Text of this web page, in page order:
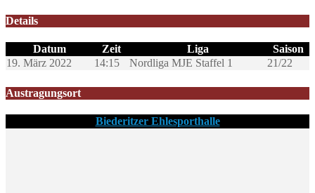
Details
Datum Zeit Liga
Saison
19. März 2022
14:15 Nordliga MJE Staffel 1 21/22
Austragungsort
Biederitzer Ehlesporthalle